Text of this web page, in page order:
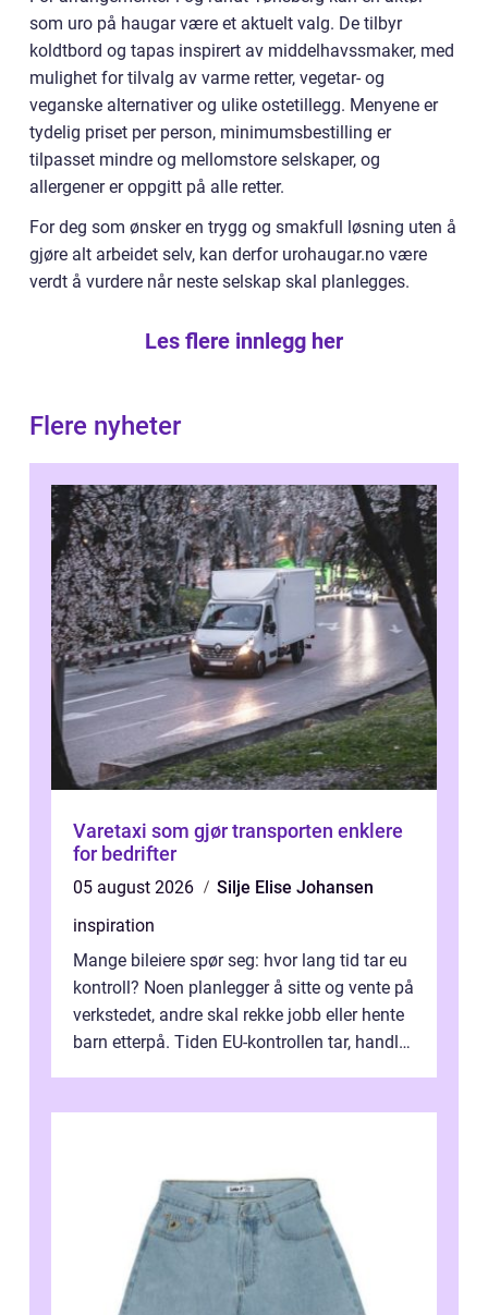
som uro på haugar være et aktuelt valg. De tilbyr
koldtbord og tapas inspirert av middelhavssmaker, med
mulighet for tilvalg av varme retter, vegetar- og
veganske alternativer og ulike ostetillegg. Menyene er
tydelig priset per person, minimumsbestilling er
tilpasset mindre og mellomstore selskaper, og
allergener er oppgitt på alle retter.
For deg som ønsker en trygg og smakfull løsning uten å
gjøre alt arbeidet selv, kan derfor urohaugar.no være
verdt å vurdere når neste selskap skal planlegges.
Les flere innlegg her
Flere nyheter
Varetaxi som gjør transporten enklere
for bedrifter
05 august 2026
Silje Elise Johansen
inspiration
Mange bileiere spør seg: hvor lang tid tar eu
kontroll? Noen planlegger å sitte og vente på
verkstedet, andre skal rekke jobb eller hente
barn etterpå. Tiden EU-kontrollen tar, handler